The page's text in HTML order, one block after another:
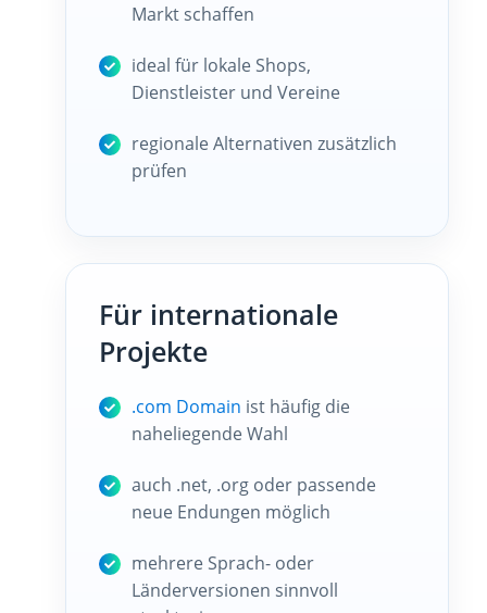
Markt schaffen
ideal für lokale Shops,
Dienstleister und Vereine
regionale Alternativen zusätzlich
prüfen
Für internationale
Projekte
.com Domain ist häufig die
naheliegende Wahl
auch .net, .org oder passende
neue Endungen möglich
mehrere Sprach- oder
Länderversionen sinnvoll